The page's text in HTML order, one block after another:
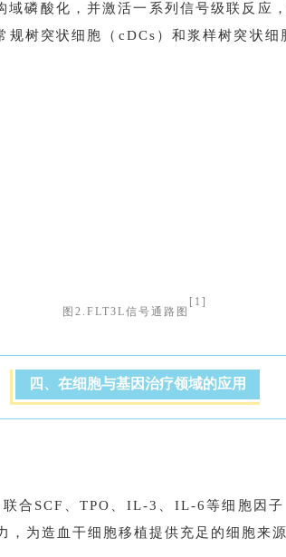
磷酸化，并激活一系列信号级联反应
树突状细胞（cDCs）和浆样树突状
图2.FLT3L信号通路图
[1]
四、在细胞与基因治疗领域的应用
合SCF、TPO、IL-3、IL-6等细胞因
为造血干细胞移植提供充足的细胞来源